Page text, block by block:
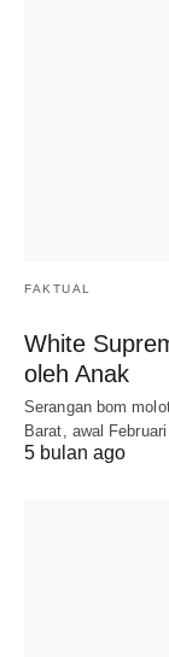
FAKTUAL
White
oleh Anak
Serangan bom
Barat, awal
5 bulan ago